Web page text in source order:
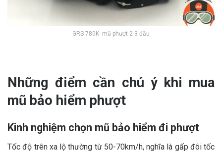
GRS 780K- mũ phượt 2-3 đầu
Những điểm cần chú ý khi mua
mũ bảo hiểm phượt
Kinh nghiệm chọn mũ bảo hiểm đi phượt
Tốc độ trên xa lộ thường từ 50-70km/h, nghĩa là gấp đôi tốc